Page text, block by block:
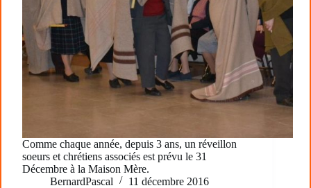
Comme chaque année, depuis 3 ans, un réveillon
soeurs et chrétiens associés est prévu le 31
Décembre à la Maison Mère.
BernardPascal
11 décembre 2016